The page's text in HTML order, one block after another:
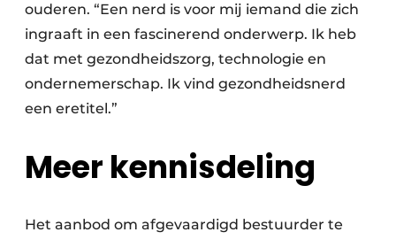
ouderen. “Een nerd is voor mij iemand die zich
ingraaft in een fascinerend onderwerp. Ik heb
dat met gezondheidszorg, technologie en
ondernemerschap. Ik vind gezondheidsnerd
een eretitel.”
Meer kennisdeling
Het aanbod om afgevaardigd bestuurder te